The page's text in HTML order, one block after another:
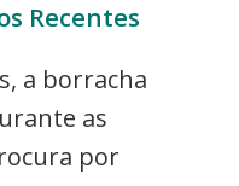
Recentes
a borracha
as
por